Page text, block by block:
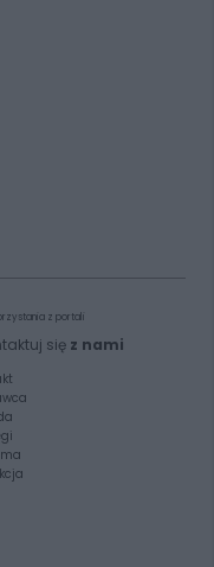
z portali
się z nami